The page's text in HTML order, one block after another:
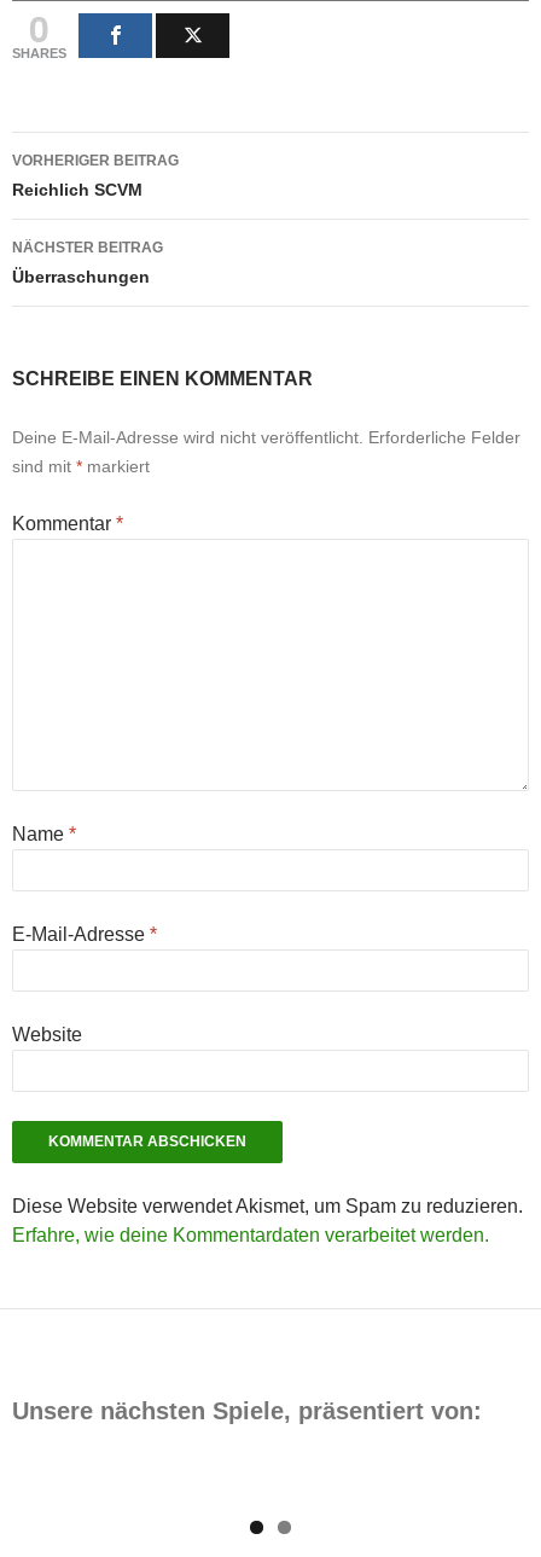
0
SHARES
Beitragsnavigation
VORHERIGER BEITRAG
Reichlich SCVM
NÄCHSTER BEITRAG
Überraschungen
SCHREIBE EINEN KOMMENTAR
Deine E-Mail-Adresse wird nicht veröffentlicht. Erforderliche Felder
sind mit * markiert
Kommentar *
Name *
E-Mail-Adresse *
Website
Diese Website verwendet Akismet, um Spam zu reduzieren.
Erfahre, wie deine Kommentardaten verarbeitet werden.
Unsere nächsten Spiele, präsentiert von: